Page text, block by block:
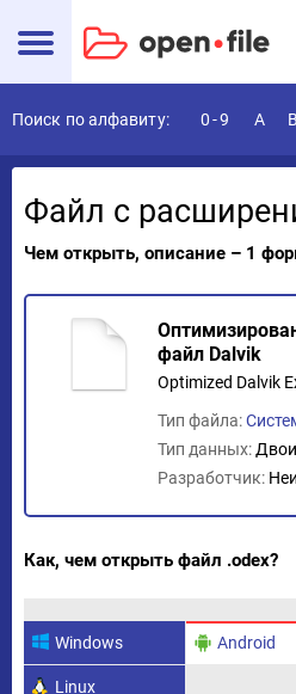
Поиск по алфавиту: 0-9 A B
Файл с
Чем открыть, описание – 1
файл Dalvik
Optimized Dalvik
Тип файла:
Тип данных:
Разработчик:
Как, чем открыть файл .odex?
Windows Android
Linux